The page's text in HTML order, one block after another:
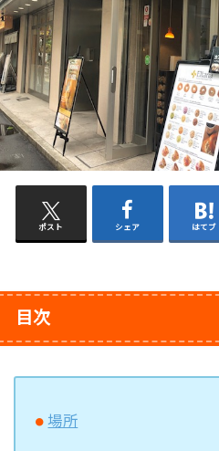
ポスト シェア はてブ
目次
場所